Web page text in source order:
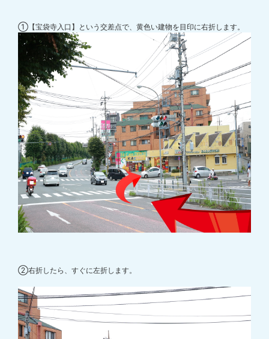
①【宝袋寺入口】という交差点で、黄色い建物を目印に右折します。
②右折したら、すぐに左折します。